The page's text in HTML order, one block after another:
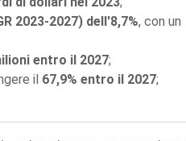
2023-2027) dell'8,7%, con un
entro il 2027;
il 67,9% entro il 2027;